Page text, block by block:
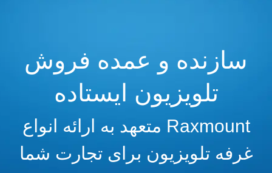
سازنده و عمده فروش
تلویزیون ایستاده
Raxmount متعهد به ارائه انواع
غرفه تلویزیون برای تجارت شما